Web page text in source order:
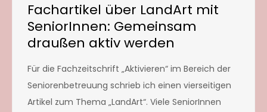
Fachartikel über LandArt mit
SeniorInnen: Gemeinsam
draußen aktiv werden
Für die Fachzeitschrift „Aktivieren“ im Bereich der
Seniorenbetreuung schrieb ich einen vierseitigen
Artikel zum Thema „LandArt“. Viele SeniorInnen